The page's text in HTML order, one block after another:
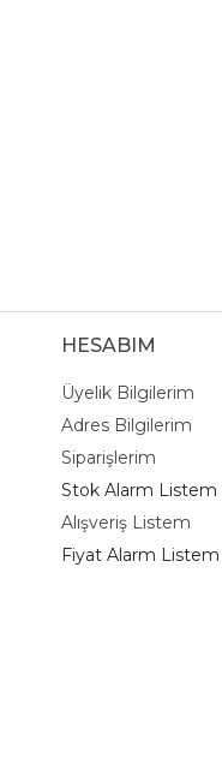
HESABIM
Üyelik Bilgilerim
Adres Bilgilerim
Siparişlerim
Stok Alarm Listem
Alışveriş Listem
Fiyat Alarm Listem